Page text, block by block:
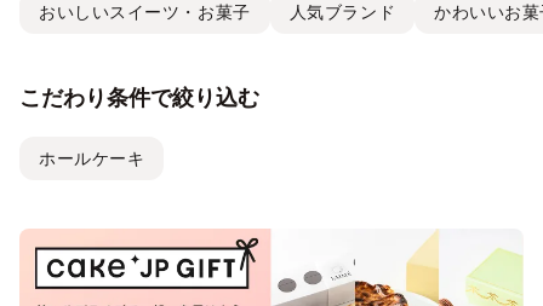
おいしいスイーツ・お菓子 人気ブランド かわいいお
こだわり条件で絞り込む
ホールケーキ